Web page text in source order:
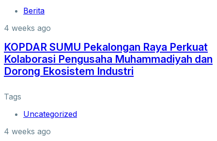
Berita
4 weeks ago
KOPDAR SUMU Pekalongan Raya Perkuat
Kolaborasi Pengusaha Muhammadiyah dan
Dorong Ekosistem Industri
Tags
Uncategorized
4 weeks ago